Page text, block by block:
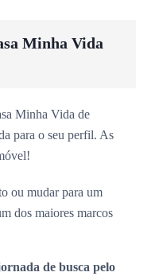
Minha Vida
Minha Vida de
para o seu perfil. As
ou mudar para um
dos maiores marcos
de busca pelo